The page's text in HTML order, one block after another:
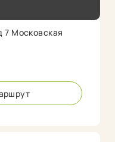
7 Московская